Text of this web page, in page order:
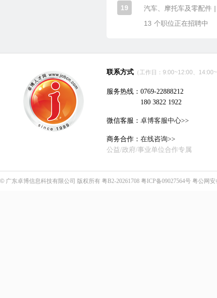
19 汽车、摩托车及零配件 |
13 个职位正在招聘中
联系方式 （工作日：9:00~12:00、
服务热线：0769-22888212
180 3822 1922
微信客服： 卓博客服中心>>
商务合作： 在线咨询>>
公益/政府/事业单位合作专属
© 广东卓博信息科技有限公司 版权所有 粤B2-20261708 粤ICP备09027564号 粤公网安